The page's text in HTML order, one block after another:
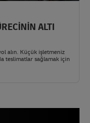
ALTI
alın. Küçük işletmeniz
teslimatlar sağlamak için